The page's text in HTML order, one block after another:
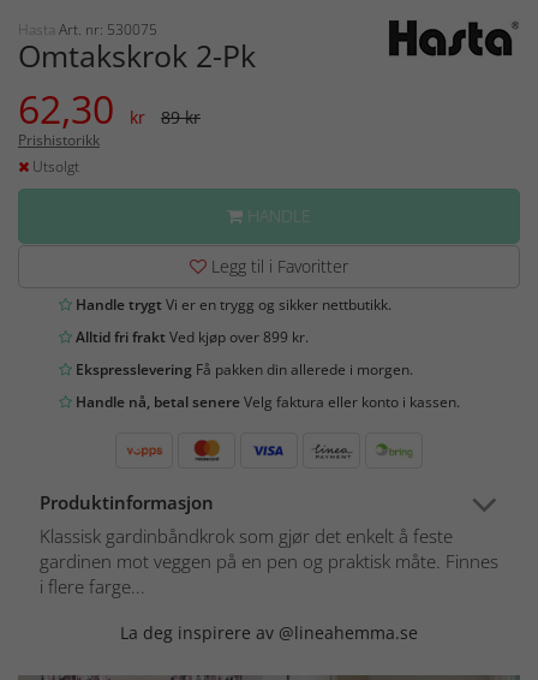
Hasta Art. nr: 530075
Omtakskrok 2-Pk
62,30 kr 89 kr
Prishistorikk
Utsolgt
HANDLE
Legg til i Favoritter
Handle trygtVi er en trygg og sikker nettbutikk.
Alltid fri fraktVed kjøp over 899 kr.
Ekspresslevering Få pakken din allerede i morgen.
Handle nå, betal senereVelg faktura eller konto i kassen.
Produktinformasjon
Klassisk gardinbåndkrok som gjør det enkelt å feste
gardinen mot veggen på en pen og praktisk måte. Finnes
i flere farge...
La deg inspirere av @lineahemma.se